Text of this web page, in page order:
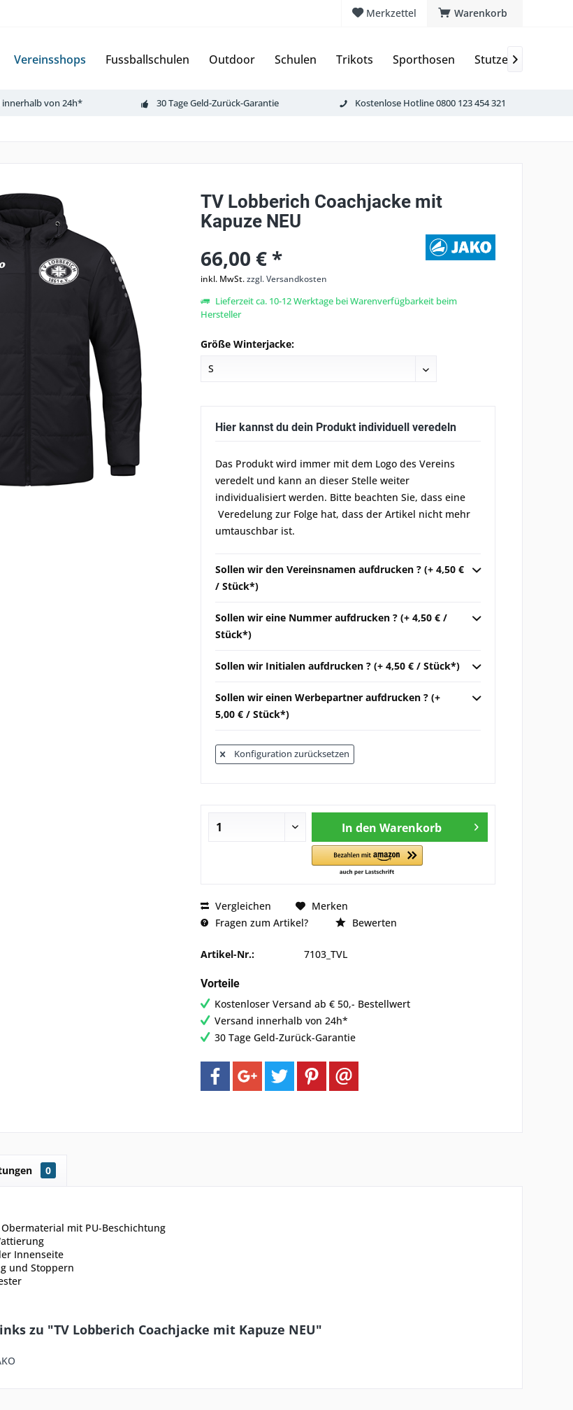
Warenkorb
Merkzettel
Vereinsshops Fussballschulen Outdoor Schulen Trikots Sporthosen Stutzen & Schoner

innerhalb von 24h* 30 Tage Geld-Zurück-Garantie Kostenlose Hotline 0800 123 454 321
TV Lobberich Coachjacke mit
Kapuze NEU
66,00 € *
inkl. MwSt.zzgl. Versandkosten
Lieferzeit ca. 10-12 Werktage bei Warenverfügbarkeit beim
Hersteller
Größe Winterjacke:
Hier kannst du dein Produkt individuell veredeln
Das Produkt wird immer mit dem Logo des Vereins
veredelt und kann an dieser Stelle weiter
individualisiert werden. Bitte beachten Sie, dass eine
Veredelung zur Folge hat, dass der Artikel nicht mehr
umtauschbar ist.
Sollen wir den Vereinsnamen aufdrucken ? (+ 4,50 €
/ Stück*)
Sollen wir eine Nummer aufdrucken ? (+ 4,50 € /
Stück*)
Sollen wir Initialen aufdrucken ? (+ 4,50 € / Stück*)
Sollen wir einen Werbepartner aufdrucken ? (+
5,00 € / Stück*)
Konfiguration zurücksetzen
In den Warenkorb
Vergleichen
Merken
Fragen zum Artikel?
Bewerten
Artikel-Nr.: 7103_TVL
Vorteile
Kostenloser Versand ab € 50,- Bestellwert
Versand innerhalb von 24h*
30 Tage Geld-Zurück-Garantie
0
mit PU-Beschichtung
Innenseite
und Stoppern
zu "TV Lobberich Coachjacke mit Kapuze NEU"